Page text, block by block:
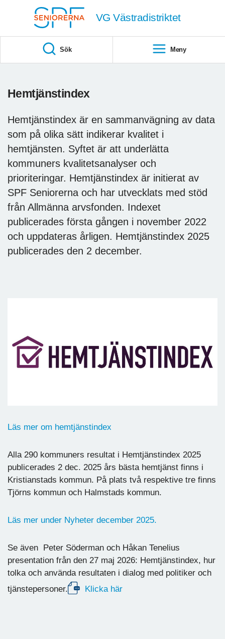
VG Västradistriktet
Sök Meny
Hemtjänstindex
Hemtjänstindex är en sammanvägning av data
som på olika sätt indikerar kvalitet i
hemtjänsten. Syftet är att underlätta
kommuners kvalitetsanalyser och
prioriteringar. Hemtjänstindex är initierat av
SPF Seniorerna och har utvecklats med stöd
från Allmänna arvsfonden. Indexet
publicerades första gången i november 2022
och uppdateras årligen. Hemtjänstindex 2025
publicerades den 2 december.
Läs mer om hemtjänstindex
Alla 290 kommuners resultat i Hemtjänstindex 2025
publicerades 2 dec. 2025 års bästa hemtjänst finns i
Kristianstads kommun. På plats två respektive tre finns
Tjörns kommun och Halmstads kommun.
Läs mer under Nyheter december 2025.
Se även Peter Söderman och Håkan Tenelius
presentation från den 27 maj 2026: Hemtjänstindex, hur
tolka och använda resultaten i dialog med politiker och
tjänstepersoner.
Klicka här